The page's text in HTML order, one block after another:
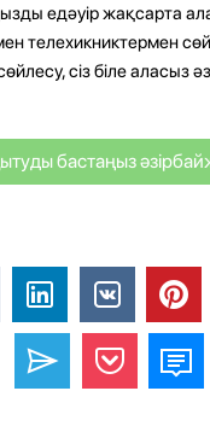
едәуір жақсарта
телехикниктермен
сіз біле аласыз
бастаңыз